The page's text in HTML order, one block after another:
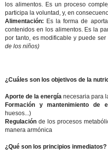
los alimentos. Es un proceso
participa la voluntad, y, en
Alimentación: Es la forma de
contenidos en los alimentos. Es la
por tanto, es modificable y puede ser
de los niños)
¿Cuáles son los objetivos de la
Aporte de la energía necesaria para
Formación y mantenimiento de
huesos...)
Regulación de los procesos
manera armónica
¿Qué son los principios inmediatos?